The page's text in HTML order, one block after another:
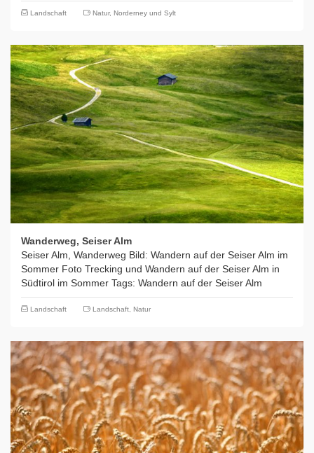
Landschaft Natur, Norderney und Sylt
Wanderweg, Seiser Alm
Seiser Alm, Wanderweg Bild: Wandern auf der Seiser Alm im
Sommer Foto Trecking und Wandern auf der Seiser Alm in
Südtirol im Sommer Tags: Wandern auf der Seiser Alm
Landschaft Landschaft, Natur